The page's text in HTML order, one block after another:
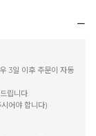
3일 이후 주문이 자동
립니다.
어야 합니다)